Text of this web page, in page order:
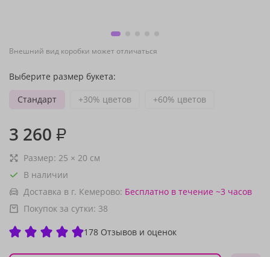
Внешний вид коробки может отличаться
Выберите размер букета:
Стандарт
+30% цветов +60% цветов
3 260 ₽
Размер: 25 × 20 см
В наличии
Доставка в г. Кемерово: Бесплатно в течение ~3 часов
Покупок за сутки: 38
178 Отзывов и оценок